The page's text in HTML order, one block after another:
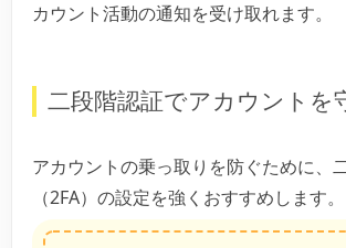
カウント活動の通知を受け取れます。
二段階認証でアカウントを
アカウントの乗っ取りを防ぐために、
（2FA）の設定を強くおすすめします。